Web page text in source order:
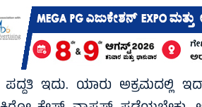
‌ಇದು. ಯಾರು ಅಕ್ರಮದಲ್ಲಿ